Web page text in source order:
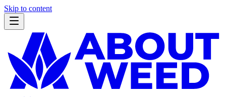
Skip to content